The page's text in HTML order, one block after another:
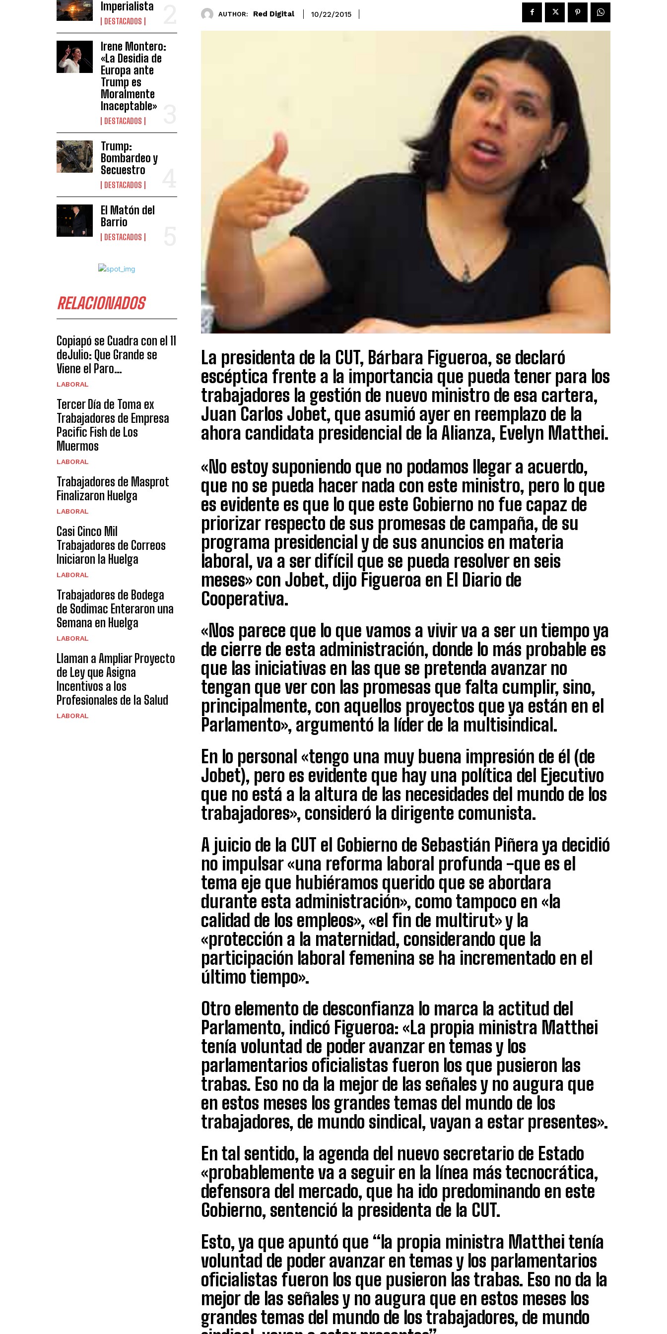
Imperialista
DESTACADOS
Irene Montero:
«La Desidia de
Europa ante
Trump es
Moralmente
Inaceptable»
DESTACADOS
Trump:
Bombardeo y
Secuestro
DESTACADOS
El Matón del
Barrio
DESTACADOS
RELACIONADOS
Copiapó se Cuadra con el 11
deJulio: Que Grande se
Viene el Paro…
LABORAL
Tercer Día de Toma ex
Trabajadores de Empresa
Pacific Fish de Los
Muermos
LABORAL
Trabajadores de Masprot
Finalizaron Huelga
LABORAL
Casi Cinco Mil
Trabajadores de Correos
Iniciaron la Huelga
LABORAL
Trabajadores de Bodega
de Sodimac Enteraron una
Semana en Huelga
LABORAL
Llaman a Ampliar Proyecto
de Ley que Asigna
Incentivos a los
Profesionales de la Salud
LABORAL
AUTHOR: Red Digital 10/22/2015
La presidenta de la CUT, Bárbara Figueroa, se declaró
escéptica frente a la importancia que pueda tener para los
trabajadores la gestión de nuevo ministro de esa cartera,
Juan Carlos Jobet, que asumió ayer en reemplazo de la
ahora candidata presidencial de la Alianza, Evelyn Matthei.
«No estoy suponiendo que no podamos llegar a acuerdo,
que no se pueda hacer nada con este ministro, pero lo que
es evidente es que lo que este Gobierno no fue capaz de
priorizar respecto de sus promesas de campaña, de su
programa presidencial y de sus anuncios en materia
laboral, va a ser difícil que se pueda resolver en seis
meses» con Jobet, dijo Figueroa en El Diario de
Cooperativa.
«Nos parece que lo que vamos a vivir va a ser un tiempo ya
de cierre de esta administración, donde lo más probable es
que las iniciativas en las que se pretenda avanzar no
tengan que ver con las promesas que falta cumplir, sino,
principalmente, con aquellos proyectos que ya están en el
Parlamento», argumentó la líder de la multisindical.
En lo personal «tengo una muy buena impresión de él (de
Jobet), pero es evidente que hay una política del Ejecutivo
que no está a la altura de las necesidades del mundo de los
trabajadores», consideró la dirigente comunista.
A juicio de la CUT el Gobierno de Sebastián Piñera ya decidió
no impulsar «una reforma laboral profunda -que es el
tema eje que hubiéramos querido que se abordara
durante esta administración», como tampoco en «la
calidad de los empleos», «el fin de multirut» y la
«protección a la maternidad, considerando que la
participación laboral femenina se ha incrementado en el
último tiempo».
Otro elemento de desconfianza lo marca la actitud del
Parlamento, indicó Figueroa: «La propia ministra Matthei
tenía voluntad de poder avanzar en temas y los
parlamentarios oficialistas fueron los que pusieron las
trabas. Eso no da la mejor de las señales y no augura que
en estos meses los grandes temas del mundo de los
trabajadores, de mundo sindical, vayan a estar presentes».
En tal sentido, la agenda del nuevo secretario de Estado
«probablemente va a seguir en la línea más tecnocrática,
defensora del mercado, que ha ido predominando en este
Gobierno, sentenció la presidenta de la CUT.
Esto, ya que apuntó que “la propia ministra Matthei tenía
voluntad de poder avanzar en temas y los parlamentarios
oficialistas fueron los que pusieron las trabas. Eso no da la
mejor de las señales y no augura que en estos meses los
grandes temas del mundo de los trabajadores, de mundo